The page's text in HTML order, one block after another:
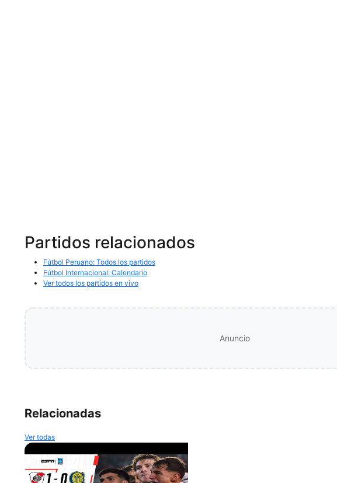
Partidos relacionados
Fútbol Peruano: Todos los partidos
Fútbol Internacional: Calendario
Ver todos los partidos en vivo
Anuncio
Relacionadas
Ver todas